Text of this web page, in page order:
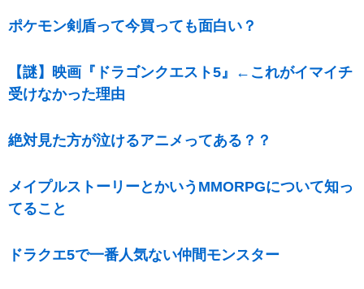
ポケモン剣盾って今買っても面白い？
【謎】映画『ドラゴンクエスト5』←これがイマイチ
受けなかった理由
絶対見た方が泣けるアニメってある？？
メイプルストーリーとかいうMMORPGについて知っ
てること
ドラクエ5で一番人気ない仲間モンスター